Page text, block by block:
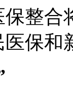
整合
医保